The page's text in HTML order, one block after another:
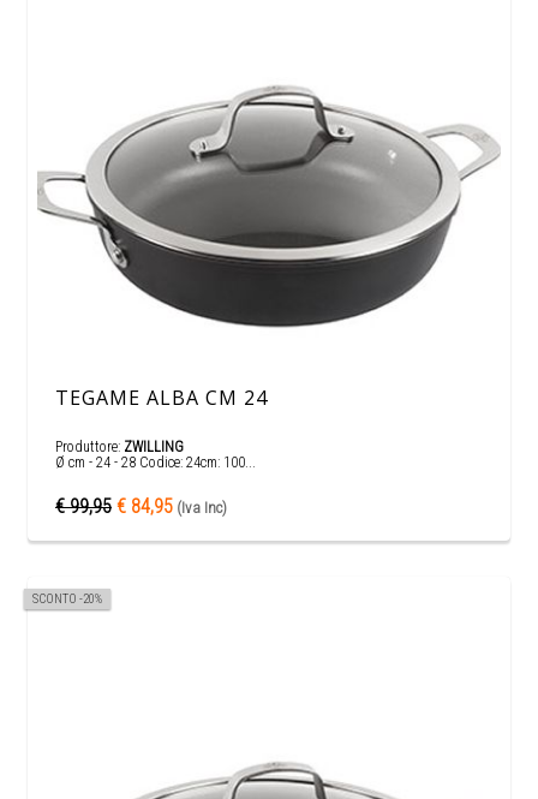
TEGAME ALBA CM 24
Produttore: ZWILLING
Ø cm - 24 - 28 Codice: 24cm: 100...
€ 99,95 € 84,95 (Iva Inc)
SCONTO -20%